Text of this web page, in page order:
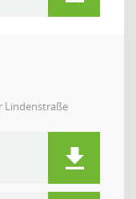
Lindenstraße